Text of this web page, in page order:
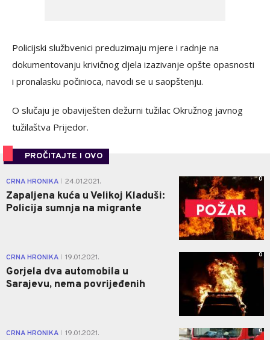
Policijski službvenici preduzimaju mjere i radnje na
dokumentovanju krivičnog djela izazivanje opšte opasnosti
i pronalasku počinioca, navodi se u saopštenju.
O slučaju je obaviješten dežurni tužilac Okružnog javnog
tužilaštva Prijedor.
PROČITAJTE I OVO
CRNA HRONIKA 24.01.2021.
Zapaljena kuća u Velikoj Kladuši:
Policija sumnja na migrante
0
CRNA HRONIKA 19.01.2021.
Gorjela dva automobila u
Sarajevu, nema povrijeđenih
0
CRNA HRONIKA 19.01.2021. 0